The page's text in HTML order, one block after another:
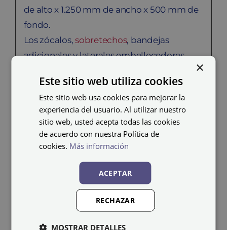
de alto x 1.250 mm de ancho x 500 mm de
fondo.
Los zócalos,sobretechos, bandejas
adicionales y laterales embellecedores
Productos relacionados
×
Este sitio web utiliza cookies
Este sitio web usa cookies para mejorar la
experiencia del usuario. Al utilizar nuestro
sitio web, usted acepta todas las cookies
de acuerdo con nuestra Política de
cookies. Más información
ACEPTAR
RECHAZAR
MOSTRAR DETALLES